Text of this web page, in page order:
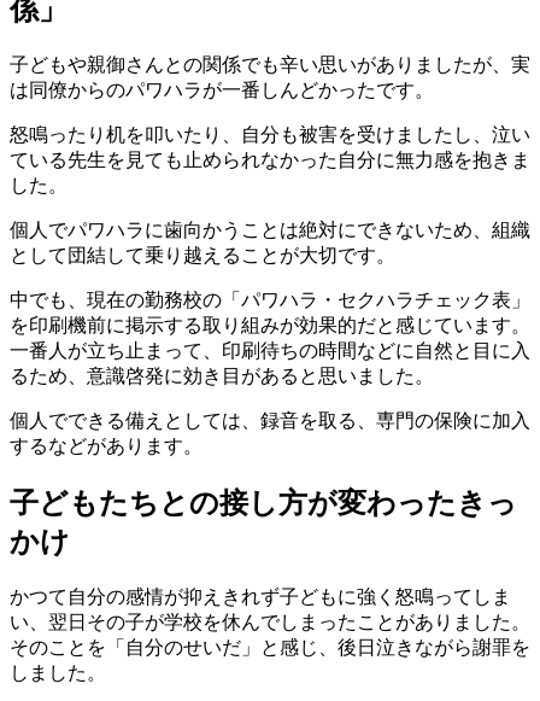
係」
子どもや親御さんとの関係でも辛い思いがありましたが、実
は同僚からのパワハラが一番しんどかったです。
怒鳴ったり机を叩いたり、自分も被害を受けましたし、泣い
ている先生を見ても止められなかった自分に無力感を抱きま
した。
個人でパワハラに歯向かうことは絶対にできないため、組織
として団結して乗り越えることが大切です。
中でも、現在の勤務校の「パワハラ・セクハラチェック表」
を印刷機前に掲示する取り組みが効果的だと感じています。
一番人が立ち止まって、印刷待ちの時間などに自然と目に入
るため、意識啓発に効き目があると思いました。
個人でできる備えとしては、録音を取る、専門の保険に加入
するなどがあります。
子どもたちとの接し方が変わったきっ
かけ
かつて自分の感情が抑えきれず子どもに強く怒鳴ってしま
い、翌日その子が学校を休んでしまったことがありました。
そのことを「自分のせいだ」と感じ、後日泣きながら謝罪を
しました。